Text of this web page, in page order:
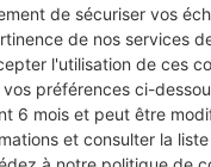
de sécuriser vos
de nos services
l'utilisation de ces
préférences ci-
6 mois et peut être
et consulter la
Voir sa fiche